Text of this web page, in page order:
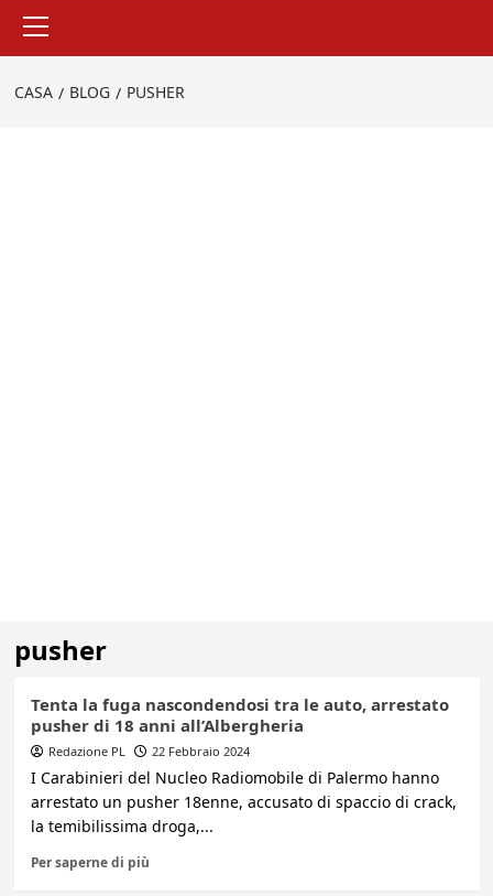
principale
CASA BLOG PUSHER
pusher
Tenta la fuga nascondendosi tra le auto, arrestato
pusher di 18 anni all’Albergheria
Redazione PL 22 Febbraio 2024
I Carabinieri del Nucleo Radiomobile di Palermo hanno
arrestato un pusher 18enne, accusato di spaccio di crack,
la temibilissima droga,...
Per saperne di più